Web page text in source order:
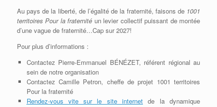
Au pays de la liberté, de l’égalité de la fraternité, faisons de 1001
territoires Pour la fraternité un levier collectif puissant de montée
d’une vague de fraternité…Cap sur 2027!
Pour plus d’informations :
Contactez Pierre-Emmanuel BÉNÉZET, référent régional au
sein de notre organisation
Contactez Camille Petron, cheffe de projet 1001 territoires
Pour la fraternité
Rendez-vous vite sur le site internet de la dynamique